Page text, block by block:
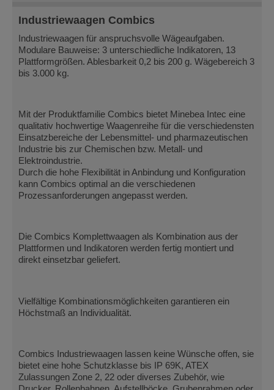
Industriewaagen Combics
Industriewaagen für anspruchsvolle Wägeaufgaben.
Modulare Bauweise: 3 unterschiedliche Indikatoren, 13
Plattformgrößen. Ablesbarkeit 0,2 bis 200 g. Wägebereich 3
bis 3.000 kg.
Mit der Produktfamilie Combics bietet Minebea Intec eine
qualitativ hochwertige Waagenreihe für die verschiedensten
Einsatzbereiche der Lebensmittel- und pharmazeutischen
Industrie bis zur Chemischen bzw. Metall- und
Elektroindustrie.
Durch die hohe Flexibilität in Anbindung und Konfiguration
kann Combics optimal an die verschiedenen
Prozessanforderungen angepasst werden.
Die Combics Komplettwaagen als Kombination aus der
Plattformen und Indikatoren werden fertig montiert und
direkt einsetzbar geliefert.
Vielfältige Kombinationsmöglichkeiten garantieren ein
Höchstmaß an Individualität.
Combics Industriewaagen lassen keine Wünsche offen, sie
bietet eine hohe Schutzklasse bis IP 69K, ATEX
Zulassungen Zone 2, 22 oder diverses Zubehör, wie